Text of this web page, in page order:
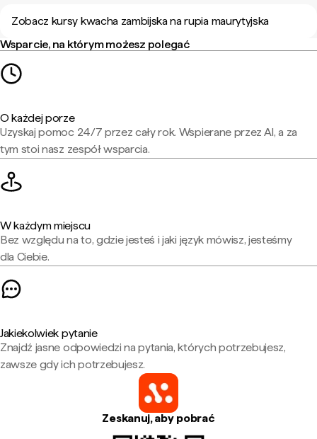
Zobacz kursy kwacha zambijska na rupia maurytyjska
Wsparcie, na którym możesz polegać
O każdej porze
Uzyskaj pomoc 24/7 przez cały rok. Wspierane przez AI, a za
tym stoi nasz zespół wsparcia.
W każdym miejscu
Bez względu na to, gdzie jesteś i jaki język mówisz, jesteśmy
dla Ciebie.
Jakiekolwiek pytanie
Znajdź jasne odpowiedzi na pytania, których potrzebujesz,
zawsze gdy ich potrzebujesz.
Zeskanuj, aby pobrać